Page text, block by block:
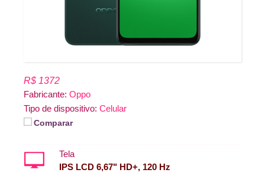
R$ 1372
Fabricante: Oppo
Tipo de dispositivo: Celular
Comparar
Tela
IPS LCD 6,67" HD+, 120 Hz